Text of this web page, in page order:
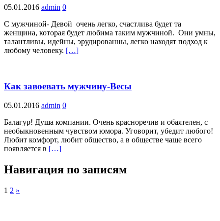
05.01.2016 admin 0
С мужчиной- Девой очень легко, счастлива будет та
женщина, которая будет любима таким мужчиной. Они умны,
талантливы, идейны, эрудированны, легко находят подход к
любому человеку. […]
Как завоевать мужчину-Весы
05.01.2016 admin 0
Балагур! Душа компании. Очень красноречив и обаятелен, с
необыкновенным чувством юмора. Уговорит, убедит любого!
Любит комфорт, любит общество, а в обществе чаще всего
появляется в […]
Навигация по записям
1 2 »